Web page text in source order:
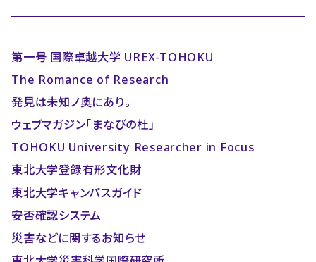
第一号 国際卓越大学 UREX-TOHOKU
The Romance of Research
発見は未知ノ奥にあり。
ウェブマガジン「まなびの杜」
TOHOKU University Researcher in Focus
東北大学登録有形文化財
東北大学キャンパスガイド
安否確認システム
災害などに関するお知らせ